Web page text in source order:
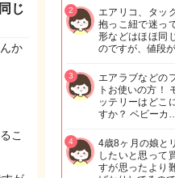
じ
か
こ
エアリコ、タッ
抱っこ紐で迷っ
形などはほほ同
のですが、値段
2
エアラブなどの
トお使いの方！
ッテリーはどこ
すか？ ベビーカ
3
4歳8ヶ月の娘と
したいと思って
すが思ったより
4